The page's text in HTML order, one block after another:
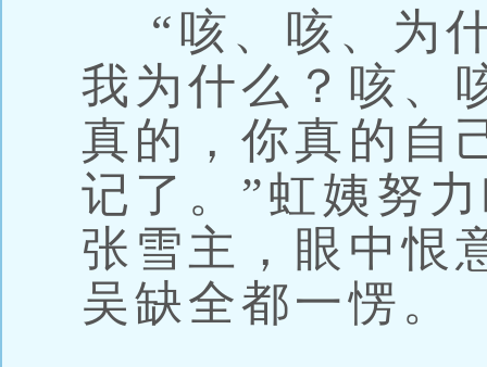
“咳、咳、为
我为什么？咳、
真的，你真的自
记了。”虹姨努
张雪主，眼中恨
吴缺全都一愣。